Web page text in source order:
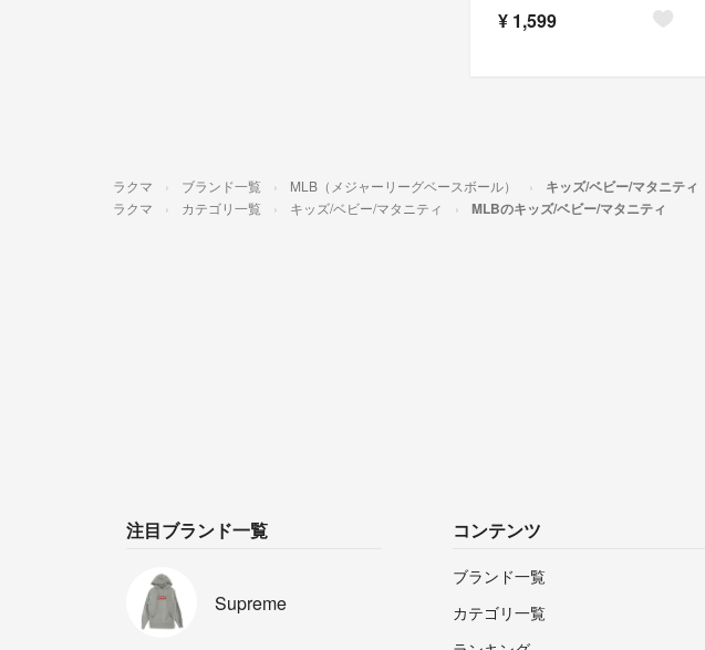
¥ 1,599
ラクマ ブランド一覧 MLB（メジャーリーグベースボール） キッズ/ベビー/マタニティ
ラクマ カテゴリ一覧 キッズ/ベビー/マタニティ MLBのキッズ/ベビー/マタニティ
注目ブランド一覧
Supreme
コンテンツ
ブランド一覧
カテゴリ一覧